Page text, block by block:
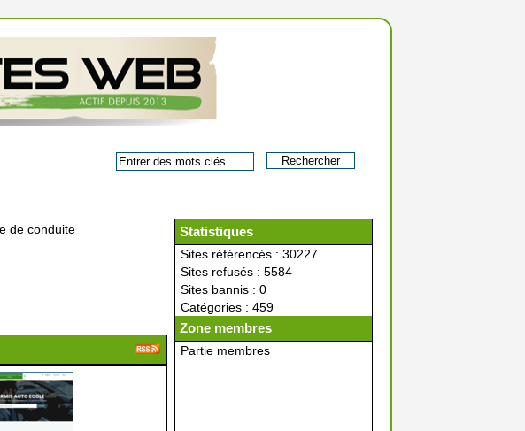
Statistiques
Sites référencés : 30227
Sites refusés : 5584
Sites bannis : 0
Catégories : 459
Zone membres
Partie membres
de conduite